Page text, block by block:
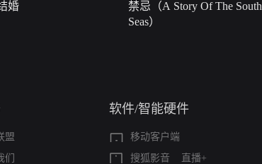
婚
禁忌（A Story Of The South
Seas）
盟
们
软件/智能硬件
移动客户端
搜狐影音
直播+